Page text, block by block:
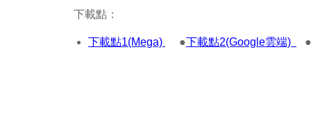
下載點：
下載點1(Mega) ●下載點2(Google雲端) ●